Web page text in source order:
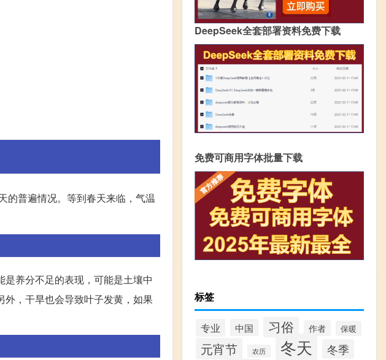
的普遍情况。等到春天来临，气温
养分不足的表现，可能是土壤中
，干旱也会导致叶子发黄，如果
DeepSeek全套部署资料免费下载
免费可商用字体批量下载
标签
专业 中国 习俗 作者 保暖
元宵节 农历 冬天 冬季